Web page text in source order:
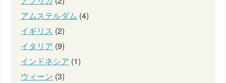
アムステルダム (4)
イギリス (2)
イタリア (9)
インドネシア (1)
ウィーン (3)